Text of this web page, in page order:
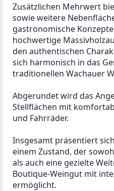
Zusätzlichen Mehrwert
sowie weitere
gastronomische
hochwertige
den authentischen
sich harmonisch in das
traditionellen Wachauer
Abgerundet wird das
Stellflächen mit
und Fahrräder.
Insgesamt präsentiert
einem Zustand, der
als auch eine gezielte
Boutique-Weingut mit
ermöglicht.